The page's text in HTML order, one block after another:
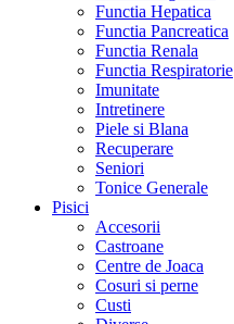
Functia Hepatica
Functia Pancreatica
Functia Renala
Functia Respiratorie
Imunitate
Intretinere
Piele si Blana
Recuperare
Seniori
Tonice Generale
Pisici
Accesorii
Castroane
Centre de Joaca
Cosuri si perne
Custi